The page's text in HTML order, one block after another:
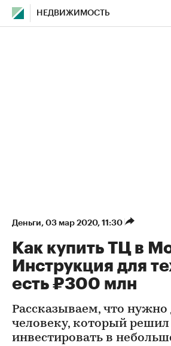
НЕДВИЖИМОСТЬ
Деньги⁠, 03 мар 2020, 11:30
Как купить ТЦ в
Инструкция для
есть ₽300 млн
Рассказываем, что нужно
человеку, который решил
инвестировать в